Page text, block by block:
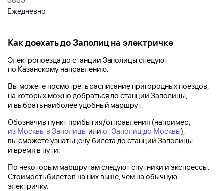
Ежедневно
Как доехать доЗаполиц на электричке
Электропоезда до станции Заполицыследуют
по Казанскому направлению.
Вы можете посмотреть расписание пригородных поездов,
на которых можно добраться до станции Заполицы,
и выбрать наиболее удобный маршрут.
Обозначив пункт прибытия/отправления (например,
из Москвы в Заполицы или от Заполиц до Москвы),
вы сможете узнать цену билета до станции Заполицы
и время в пути.
По некоторым маршрутам следуют спутники и экспрессы.
Стоимость билетов на них выше, чем на обычную
электричку.